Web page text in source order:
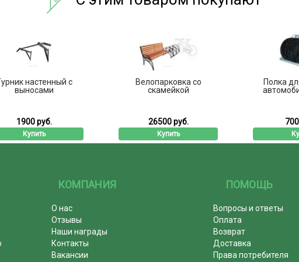
настенный с
1900 руб.
Купить
Велопарковка со
скамейкой
26500 руб.
Купить
Полка для
7000
Купить
КОМПАНИЯ
О нас
Отзывы
Наши награды
Контакты
Вакансии
ПОМОЩЬ
Вопросы и ответы
Оплата
Возврат
Доставка
Права потребителя